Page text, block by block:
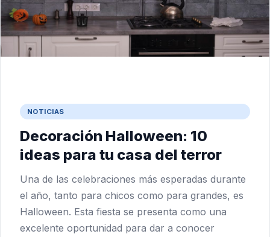
NOTICIAS
Decoración Halloween: 10
ideas para tu casa del terror
Una de las celebraciones más esperadas durante
el año, tanto para chicos como para grandes, es
Halloween. Esta fiesta se presenta como una
excelente oportunidad para dar a conocer